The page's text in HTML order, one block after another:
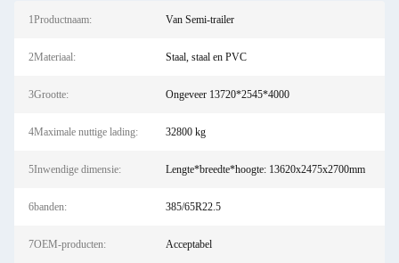
1Productnaam: Van Semi-trailer
2Materiaal: Staal, staal en PVC
3Grootte: Ongeveer 13720*2545*4000
4Maximale nuttige lading: 32800 kg
5Inwendige dimensie: Lengte*breedte*hoogte: 13620x2475x2700mm
6banden: 385/65R22.5
7OEM-producten: Acceptabel